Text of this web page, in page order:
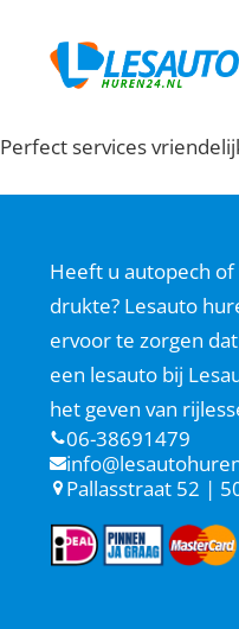
Perfect services
Heeft u autopech
drukte? Lesauto
ervoor te zorgen
een lesauto bij
het geven van
06-38691479
Pallasstraat 52 |